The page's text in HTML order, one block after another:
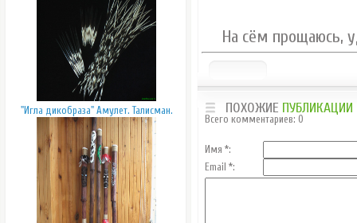
"Игла дикобраза" Амулет. Талисман.
На сём прощаюсь,
ПОХОЖИЕ ПУБЛИКАЦИИ
Всего комментариев: 0
Имя *:
Email *: